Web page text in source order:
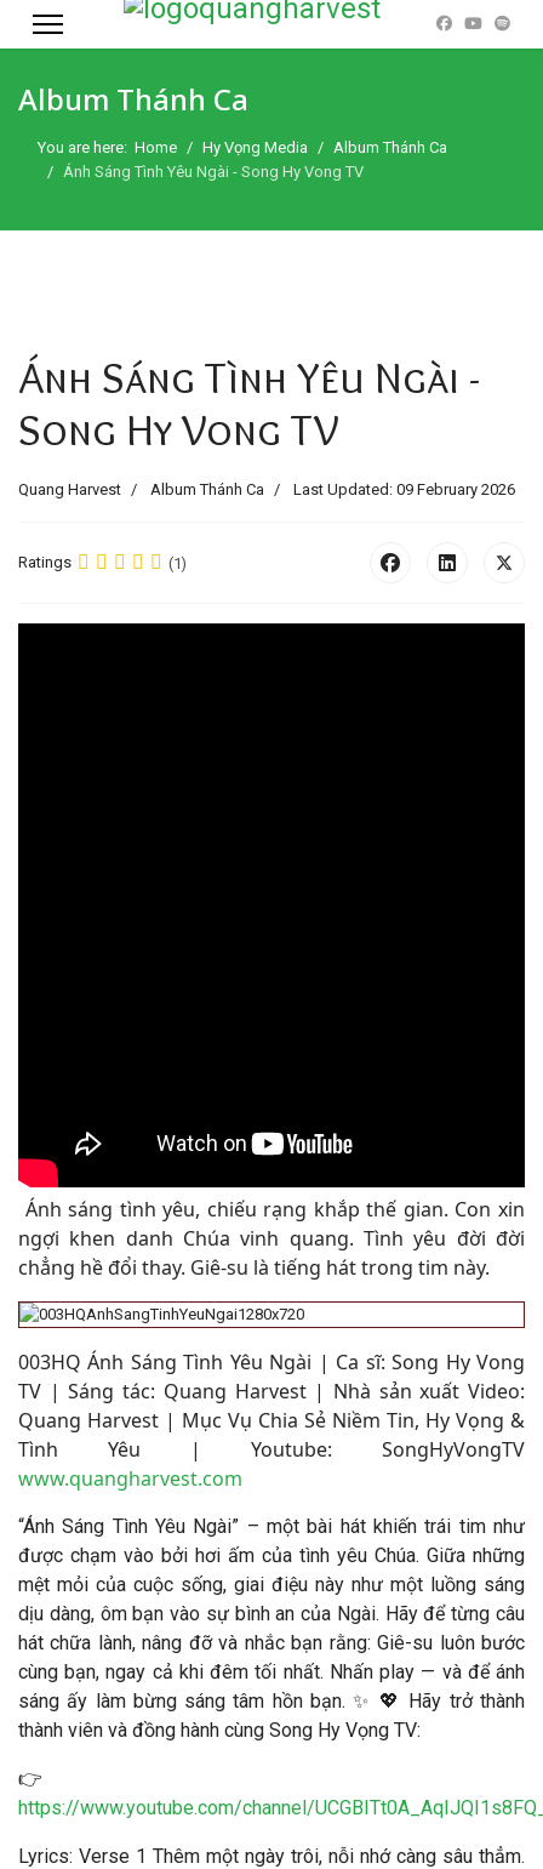
Album Thánh Ca
You are here: Home Hy Vọng Media
Album Thánh Ca
Ánh Sáng Tình Yêu Ngài - Song Hy Vong TV
Ánh Sáng Tình Yêu Ngài -
Song Hy Vong TV
Quang Harvest Album Thánh Ca Last Updated: 09 February 2026
Ratings (1)
Ánh sáng tình yêu, chiếu rạng khắp thế gian. Con xin
ngợi khen danh Chúa vinh quang. Tình yêu đời đời
chẳng hề đổi thay. Giê-su là tiếng hát trong tim này.
003HQÁnh Sáng Tình Yêu Ngài | Ca sĩ: Song Hy Vong
TV | Sáng tác: Quang Harvest| Nhà sản xuất Video:
Quang Harvest | Mục Vụ Chia Sẻ Niềm Tin, Hy Vọng &
Tình Yêu | Youtube: SongHyVongTV
www.quangharvest.com
“Ánh Sáng Tình Yêu Ngài” – một bài hát khiến trái tim như
được chạm vào bởi hơi ấm của tình yêu Chúa. Giữa những
mệt mỏi của cuộc sống, giai điệu này như một luồng sáng
dịu dàng, ôm bạn vào sự bình an của Ngài. Hãy để từng câu
hát chữa lành, nâng đỡ và nhắc bạn rằng: Giê-su luôn bước
cùng bạn, ngay cả khi đêm tối nhất. Nhấn play — và để ánh
sáng ấy làm bừng sáng tâm hồn bạn. ✨ 💖 Hãy trở thành
thành viên và đồng hành cùng Song Hy Vọng TV:
👉
https://www.youtube.com/channel/
Lyrics: Verse 1 Thêm một ngày trôi, nỗi nhớ càng sâu thẳm.